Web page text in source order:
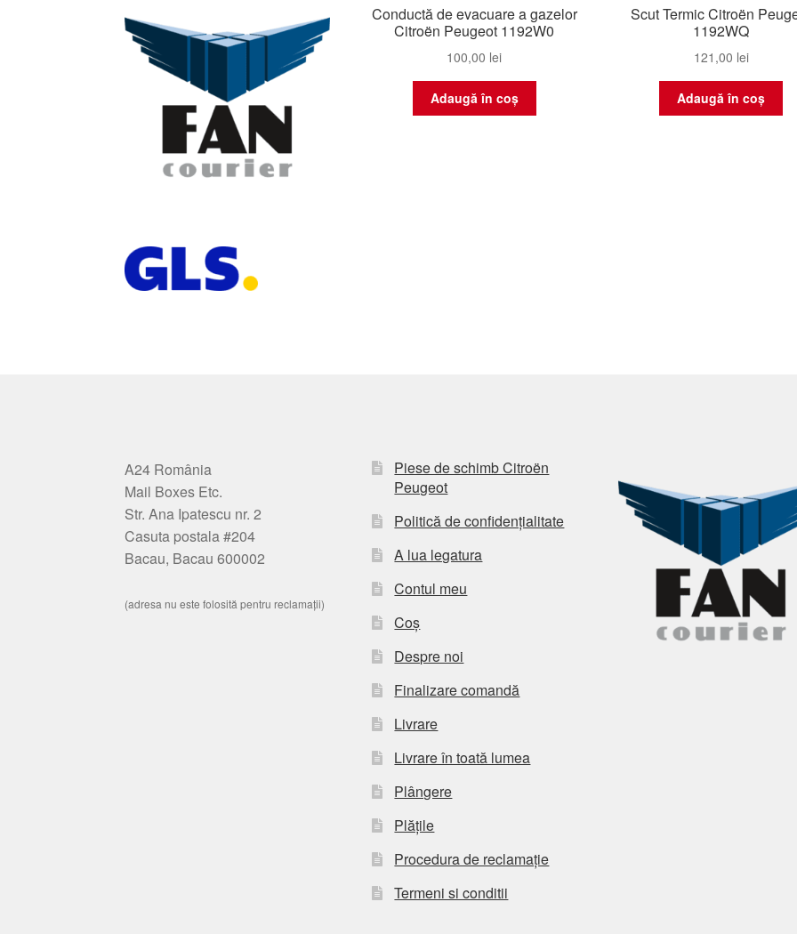
Conductă de evacuare a gazelor
Citroën Peugeot 1192W0
100,00 lei
Adaugă în coș
Scut Termic Citroën
1192WQ
121,00 lei
Adaugă în coș
A24 România
Mail Boxes Etc.
Str. Ana Ipatescu nr. 2
Casuta postala #204
Bacau, Bacau 600002
(adresa nu este folosită pentru reclamații)
Piese de schimb Citroën
Peugeot
Politică de confidențialitate
A lua legatura
Contul meu
Coș
Despre noi
Finalizare comandă
Livrare
Livrare în toată lumea
Plângere
Plățile
Procedura de reclamație
Termeni si conditii